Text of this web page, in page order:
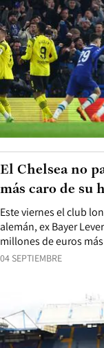
04 SEPTIEMBRE
Este viernes el club
alemán, ex Bayer
millones de euros
El Chelsea no
más caro de su